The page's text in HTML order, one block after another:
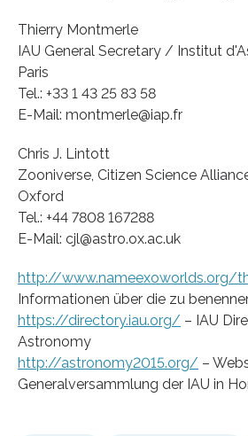
Thierry Montmerle
IAU General Secretary / Institut
Paris
Tel.: +33 1 43 25 83 58
E-Mail: montmerle@iap.fr
Chris J. Lintott
Zooniverse, Citizen Science
Oxford
Tel.: +44 7808 167288
E-Mail: cjl@astro.ox.ac.uk
http://www.nameexoworlds.org/
Informationen über die zu
https://directory.iau.org/ – IAU
Astronomy
http://astronomy2015.org/ –
Generalversammlung der IAU in